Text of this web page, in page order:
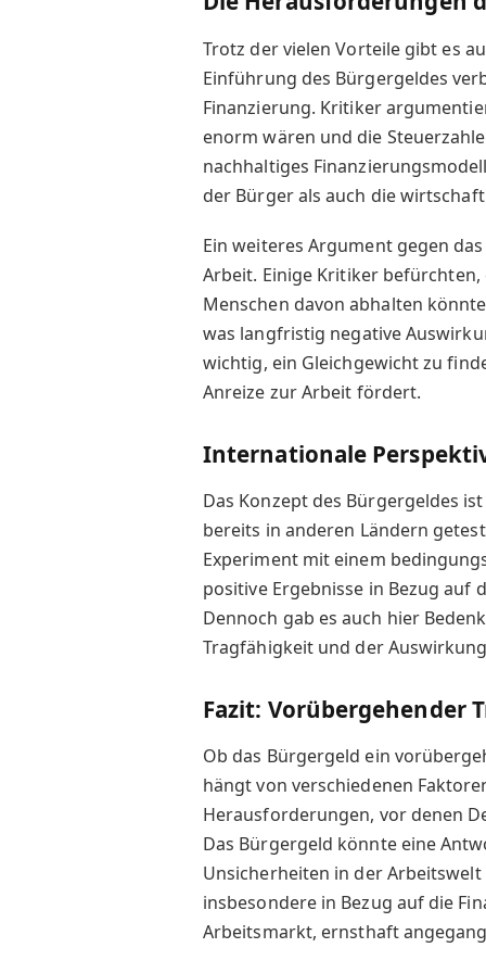
Trotz der vielen Vorteile gibt es
Einführung des Bürgergeldes
Finanzierung. Kritiker
enorm wären und die
nachhaltiges
der Bürger als auch die
Ein weiteres Argument gegen
Arbeit. Einige Kritiker
Menschen davon abhalten
was langfristig negative
wichtig, ein Gleichgewicht zu
Anreize zur Arbeit fördert.
Internationale
Das Konzept des Bürgergeldes
bereits in anderen Ländern
Experiment mit einem
positive Ergebnisse in Bezug auf
Dennoch gab es auch hier
Tragfähigkeit und der
Fazit: Vorübergehender
Ob das Bürgergeld ein
hängt von verschiedenen
Herausforderungen, vor denen
Das Bürgergeld könnte eine
Unsicherheiten in der
insbesondere in Bezug auf die
Arbeitsmarkt, ernsthaft